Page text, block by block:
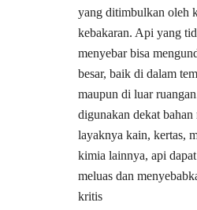
yang ditimbulkan oleh
kebakaran. Api yang
menyebar bisa
besar, baik di dalam
maupun di luar
digunakan dekat bahan
layaknya kain, kertas,
kimia lainnya, api
meluas dan
kritis